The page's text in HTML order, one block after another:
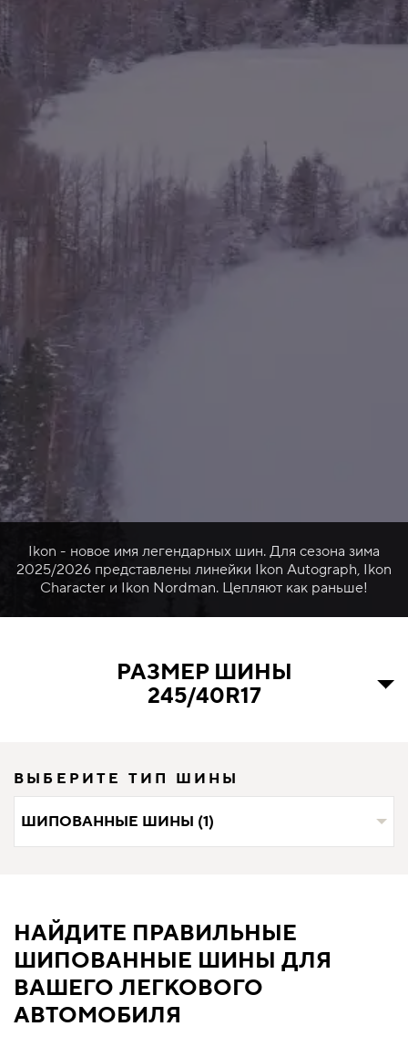
Ikon - новое имя легендарных шин. Для сезона зима
2025/2026 представлены линейки Ikon Autograph, Ikon
Character и Ikon Nordman. Цепляют как раньше!
РАЗМЕР ШИНЫ
245/40R17
ВЫБЕРИТЕ ТИП ШИНЫ
ШИПОВАННЫЕ ШИНЫ (1)
НАЙДИТЕ ПРАВИЛЬНЫЕ
ШИПОВАННЫЕ ШИНЫ ДЛЯ
ВАШЕГО ЛЕГКОВОГО
АВТОМОБИЛЯ